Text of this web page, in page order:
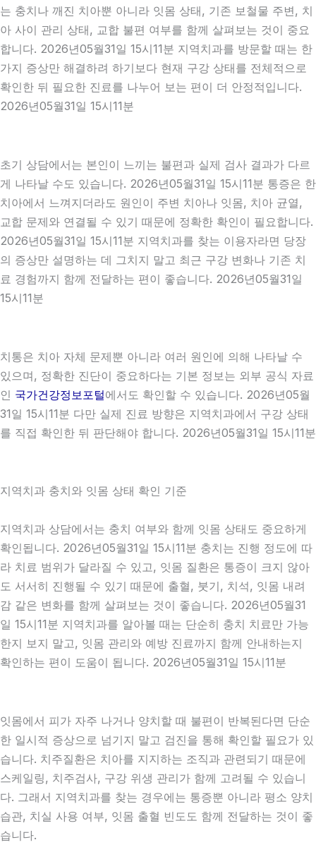
는 충치나 깨진 치아뿐 아니라 잇몸 상태, 기존 보철물 주변, 치
아 사이 관리 상태, 교합 불편 여부를 함께 살펴보는 것이 중요
합니다. 2026년05월31일 15시11분 지역치과를 방문할 때는 한
가지 증상만 해결하려 하기보다 현재 구강 상태를 전체적으로
확인한 뒤 필요한 진료를 나누어 보는 편이 더 안정적입니다.
2026년05월31일 15시11분
초기 상담에서는 본인이 느끼는 불편과 실제 검사 결과가 다르
게 나타날 수도 있습니다. 2026년05월31일 15시11분 통증은 한
치아에서 느껴지더라도 원인이 주변 치아나 잇몸, 치아 균열,
교합 문제와 연결될 수 있기 때문에 정확한 확인이 필요합니다.
2026년05월31일 15시11분 지역치과를 찾는 이용자라면 당장
의 증상만 설명하는 데 그치지 말고 최근 구강 변화나 기존 치
료 경험까지 함께 전달하는 편이 좋습니다. 2026년05월31일
15시11분
치통은 치아 자체 문제뿐 아니라 여러 원인에 의해 나타날 수
있으며, 정확한 진단이 중요하다는 기본 정보는 외부 공식 자료
인 국가건강정보포털에서도 확인할 수 있습니다. 2026년05월
31일 15시11분 다만 실제 진료 방향은 지역치과에서 구강 상태
를 직접 확인한 뒤 판단해야 합니다. 2026년05월31일 15시11분
지역치과 충치와 잇몸 상태 확인 기준
지역치과 상담에서는 충치 여부와 함께 잇몸 상태도 중요하게
확인됩니다. 2026년05월31일 15시11분 충치는 진행 정도에 따
라 치료 범위가 달라질 수 있고, 잇몸 질환은 통증이 크지 않아
도 서서히 진행될 수 있기 때문에 출혈, 붓기, 치석, 잇몸 내려
감 같은 변화를 함께 살펴보는 것이 좋습니다. 2026년05월31
일 15시11분 지역치과를 알아볼 때는 단순히 충치 치료만 가능
한지 보지 말고, 잇몸 관리와 예방 진료까지 함께 안내하는지
확인하는 편이 도움이 됩니다. 2026년05월31일 15시11분
잇몸에서 피가 자주 나거나 양치할 때 불편이 반복된다면 단순
한 일시적 증상으로 넘기지 말고 검진을 통해 확인할 필요가 있
습니다. 치주질환은 치아를 지지하는 조직과 관련되기 때문에
스케일링, 치주검사, 구강 위생 관리가 함께 고려될 수 있습니
다. 그래서 지역치과를 찾는 경우에는 통증뿐 아니라 평소 양치
습관, 치실 사용 여부, 잇몸 출혈 빈도도 함께 전달하는 것이 좋
습니다.